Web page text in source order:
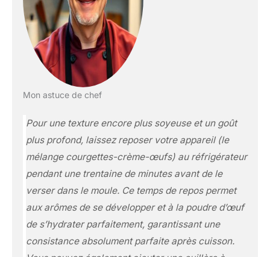
Mon astuce de chef
Pour une texture encore plus soyeuse et un goût
plus profond, laissez reposer votre appareil (le
mélange courgettes-crème-œufs) au réfrigérateur
pendant une trentaine de minutes avant de le
verser dans le moule. Ce temps de repos permet
aux arômes de se développer et à la poudre d’œuf
de s’hydrater parfaitement, garantissant une
consistance absolument parfaite après cuisson.